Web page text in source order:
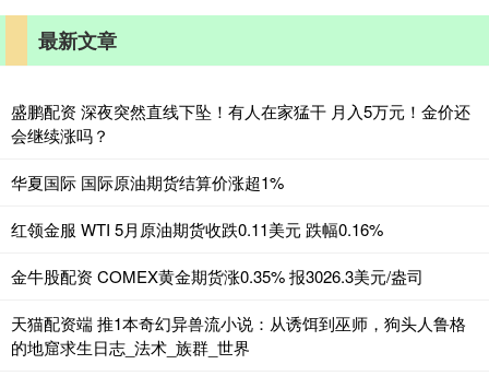
最新文章
盛鹏配资 深夜突然直线下坠！有人在家猛干 月入5万元！金价还
会继续涨吗？
华夏国际 国际原油期货结算价涨超1%
红领金服 WTI 5月原油期货收跌0.11美元 跌幅0.16%
金牛股配资 COMEX黄金期货涨0.35% 报3026.3美元/盎司
天猫配资端 推1本奇幻异兽流小说：从诱饵到巫师，狗头人鲁格
的地窟求生日志_法术_族群_世界